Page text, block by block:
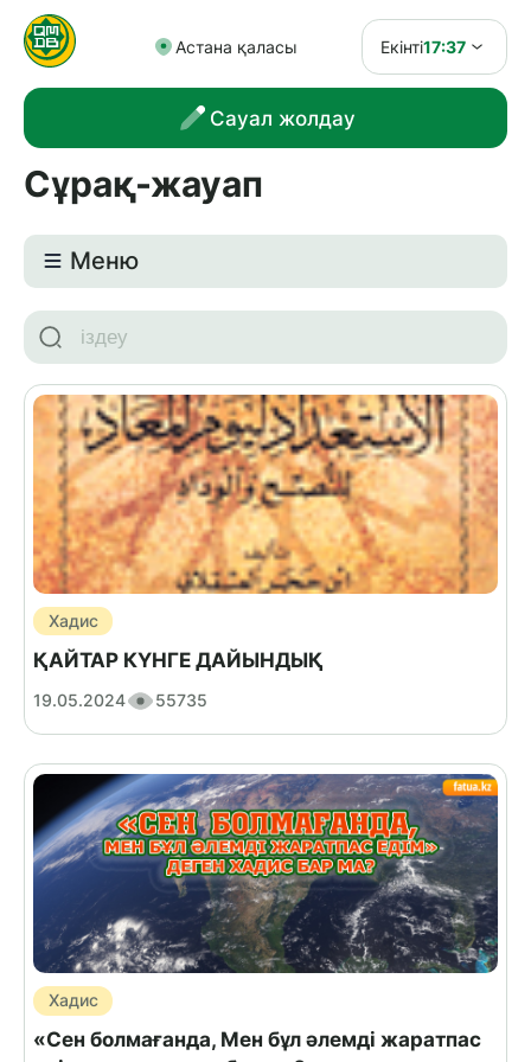
Астана қаласы Екінті17:37
Сауал жолдау
Сұрақ-жауап
Meню
Хадис
ҚАЙТАР КҮНГЕ ДАЙЫНДЫҚ
19.05.2024 55735
Хадис
«Сен болмағанда, Мен бұл әлемді жаратпас